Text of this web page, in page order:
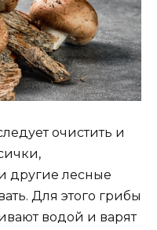
очистить и
другие лесные
Для этого грибы
водой и варят